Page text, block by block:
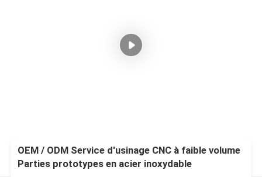
OEM / ODM Service d'usinage CNC à faible volume
Parties prototypes en acier inoxydable